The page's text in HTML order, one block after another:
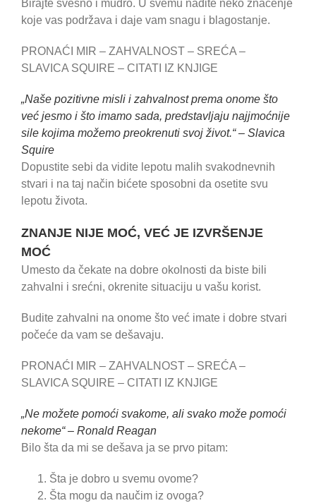
Birajte svesno i mudro. U svemu nađite neko značenje
koje vas podržava i daje vam snagu i blagostanje.
PRONAĆI MIR – ZAHVALNOST – SREĆA –
SLAVICA SQUIRE – CITATI IZ KNJIGE
„Naše pozitivne misli i zahvalnost prema onome što
već jesmo i što imamo sada, predstavljaju najjmoćnije
sile kojima možemo preokrenuti svoj život.“ – Slavica
Squire
Dopustite sebi da vidite lepotu malih svakodnevnih
stvari i na taj način bićete sposobni da osetite svu
lepotu života.
ZNANJE NIJE MOĆ, VEĆ JE IZVRŠENJE
MOĆ
Umesto da čekate na dobre okolnosti da biste bili
zahvalni i srećni, okrenite situaciju u vašu korist.
Budite zahvalni na onome što već imate i dobre stvari
počeće da vam se dešavaju.
PRONAĆI MIR – ZAHVALNOST – SREĆA –
SLAVICA SQUIRE – CITATI IZ KNJIGE
„Ne možete pomoći svakome, ali svako može pomoći
nekome“ – Ronald Reagan
Bilo šta da mi se dešava ja se prvo pitam:
Šta je dobro u svemu ovome?
Šta mogu da naučim iz ovoga?